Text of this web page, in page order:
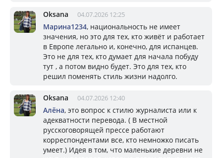
Oksana 04.07.2026 12:25
Марина1234, национальность не имеет
значения, но это для тех, кто живёт и работает
в Европе легально и, конечно, для испанцев.
Это не для тех, кто думает для начала побуду
тут , а потом видно будет. Это для тех, кто
решил поменять стиль жизни надолго.
Oksana 04.07.2026 12:40
Алёна, это вопрос к стилю журналиста или к
адекватности перевода. ( В местной
русскоговорящей прессе работают
корреспондентами все, кто немножко писать
умеет.) Идея в том, что маленькие деревни не